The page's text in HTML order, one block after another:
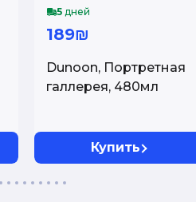
5 дней
189₪
Dunoon, Портретная
галлерея, 480мл
Купить